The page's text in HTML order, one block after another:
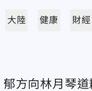
大陸 健康 財經
方向林月琴道